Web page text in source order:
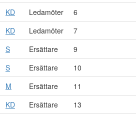
KD Ledamöter
6
KD Ledamöter
7
S Ersättare
9
S Ersättare
10
M Ersättare
11
KD Ersättare
13